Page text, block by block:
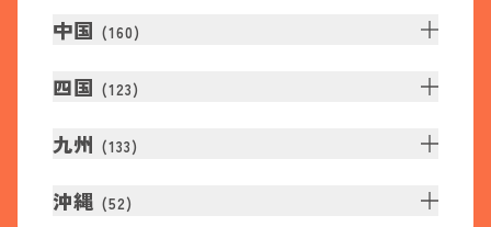
中国 (160)
四国 (123)
九州 (133)
沖縄 (52)